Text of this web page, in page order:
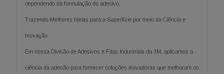
dependendo da formulação do adesivo.
Trazendo Melhores Ideias para a Superfície por meio da Ciência e
Inovação
Em nossa Divisão de Adesivos e Fitas Industriais da 3M, aplicamos a
ciência da adesão para fornecer soluções inovadoras que melhoram os